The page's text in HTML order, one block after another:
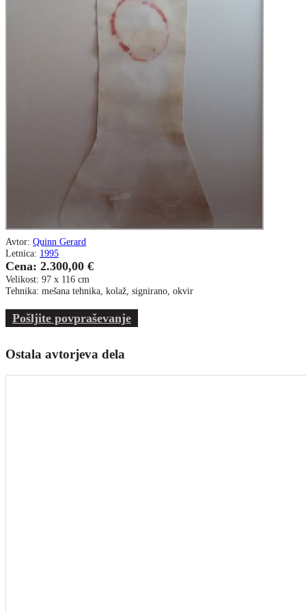
Avtor: Quinn Gerard
Letnica: 1995
Cena: 2.300,00 €
Velikost: 97 x 116 cm
Tehnika: mešana tehnika, kolaž, signirano, okvir
Pošljite povpraševanje
Ostala avtorjeva dela